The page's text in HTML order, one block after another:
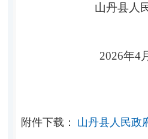
山丹县人
2026年4
附件下载： 山丹县人民政